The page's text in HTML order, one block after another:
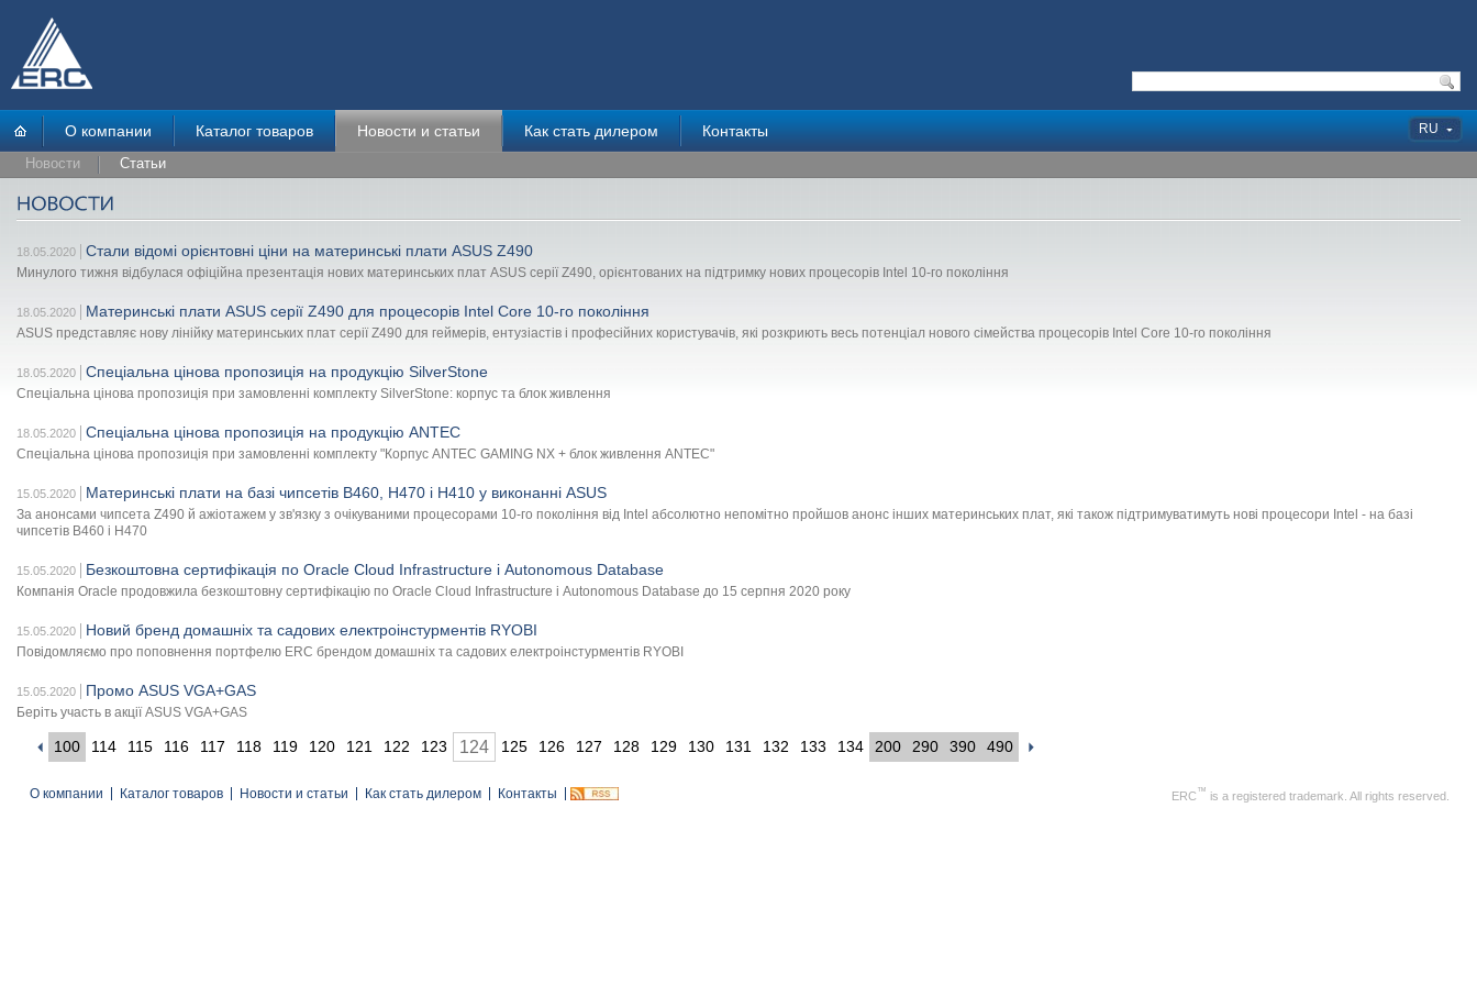
RU
О компании Каталог товаров Новости и статьи Как стать дилером Контакты
Новости Статьи
18.05.2020 Стали відомі орієнтовні ціни на материнські плати ASUS Z490
Минулого тижня відбулася офіційна презентація нових материнських плат ASUS серії Z490, орієнтованих на підтримку нових процесорів Intel 10-го покоління
18.05.2020 Материнські плати ASUS серії Z490 для процесорів Intel Core 10-го покоління
ASUS представляє нову лінійку материнських плат серії Z490 для геймерів, ентузіастів і професійних користувачів, які розкриють весь потенціал нового сімейства процесорів Intel Core 10-го покоління
18.05.2020 Спеціальна цінова пропозиція на продукцію SilverStone
Спеціальна цінова пропозиція при замовленні комплекту SilverStone: корпус та блок живлення
18.05.2020 Спеціальна цінова пропозиція на продукцію ANTEC
Спеціальна цінова пропозиція при замовленні комплекту "Корпус ANTEC GAMING NX + блок живлення ANTEC"
15.05.2020 Материнські плати на базі чипсетів B460, H470 і H410 у виконанні ASUS
За анонсами чипсета Z490 й ажіотажем у зв'язку з очікуваними процесорами 10-го покоління від Intel абсолютно непомітно пройшов анонс інших материнських плат, які також підтримуватимуть нові процесори Intel - на базі
чипсетів B460 і H470
15.05.2020 Безкоштовна сертифікація по Oracle Cloud Infrastructure і Autonomous Database
Компанія Oracle продовжила безкоштовну сертифікацію по Oracle Cloud Infrastructure і Autonomous Database до 15 серпня 2020 року
15.05.2020 Новий бренд домашніх та садових електроінстурментів RYOBI
Повідомляємо про поповнення портфелю ERC брендом домашніх та садових електроінстурментів RYOBI
15.05.2020 Промо ASUS VGA+GAS
Беріть участь в акції ASUS VGA+GAS
100 114 115 116 117 118 119 120 121 122 123 124 125 126 127 128 129 130 131 132 133 134 200 290 390 490
О компании Каталог товаров Новости и статьи Как стать дилером Контакты ERC ™ is a registered trademark. All rights reserved.